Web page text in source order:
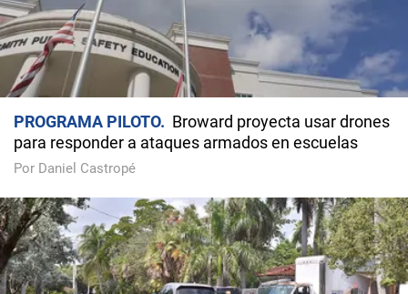
PROGRAMA PILOTO
Broward proyecta usar drones
para responder a ataques armados en escuelas
Por Daniel Castropé